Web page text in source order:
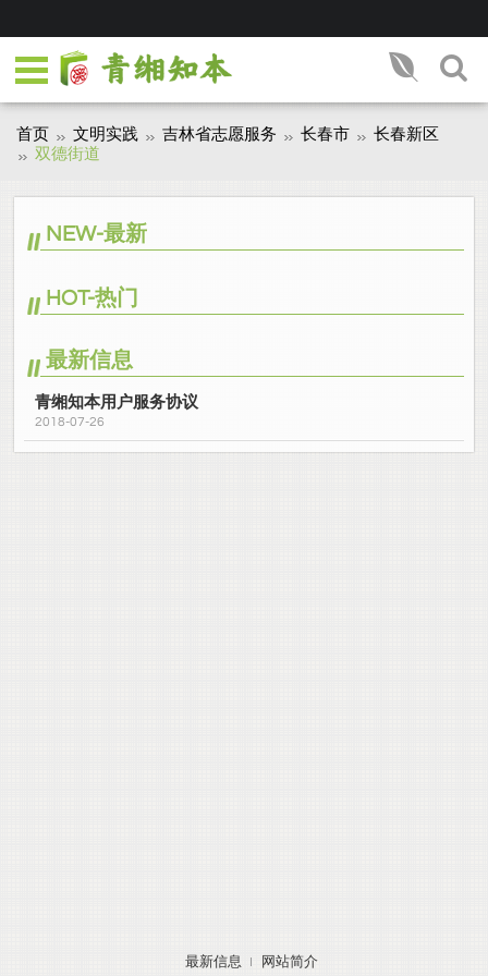
首页 文明实践 吉林省志愿服务 长春市
长春新区
双德街道
NEW-最新
HOT-热门
最新信息
青缃知本用户服务协议
2018-07-26
最新信息 网站简介